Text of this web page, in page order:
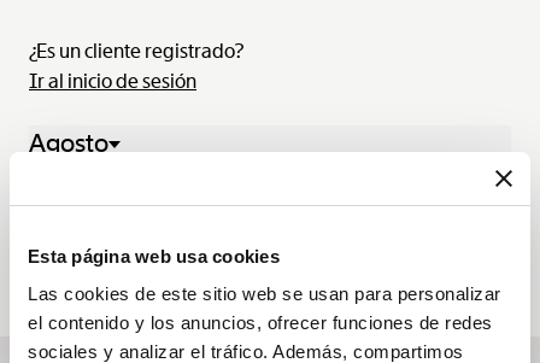
Esta página web usa cookies
Las cookies de este sitio web se usan para personalizar
el contenido y los anuncios, ofrecer funciones de redes
sociales y analizar el tráfico. Además, compartimos
¿Es un cliente registrado?
Ir al inicio de sesión
Agosto
03 04 05 06